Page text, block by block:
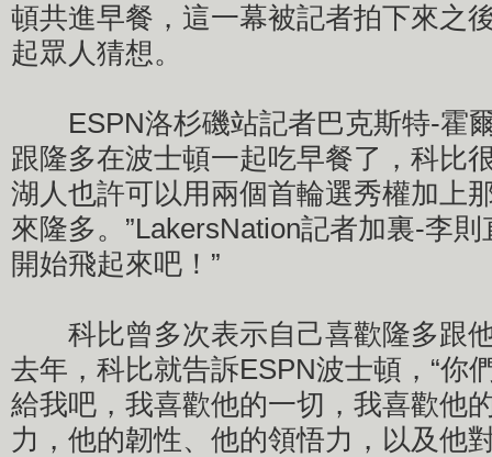
頓共進早餐，這一幕被記者拍下來之
起眾人猜想。
ESPN洛杉磯站記者巴克斯特-霍爾
跟隆多在波士頓一起吃早餐了，科比
湖人也許可以用兩個首輪選秀權加上
來隆多。”LakersNation記者加裏-李
開始飛起來吧！”
科比曾多次表示自己喜歡隆多跟
去年，科比就告訴ESPN波士頓，“你
給我吧，我喜歡他的一切，我喜歡他
力，他的韌性、他的領悟力，以及他